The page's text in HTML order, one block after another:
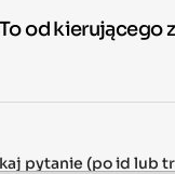
od kierującego
pytanie (po id lub